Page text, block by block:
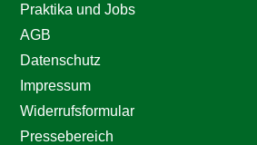
Praktika und Jobs
AGB
Datenschutz
Impressum
Widerrufsformular
Pressebereich